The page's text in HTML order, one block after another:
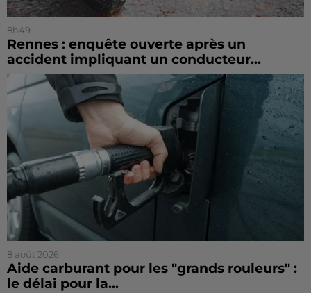
8h49
Rennes : enquête ouverte après un
accident impliquant un conducteur...
8 août 2026
Aide carburant pour les "grands rouleurs" :
le délai pour la...